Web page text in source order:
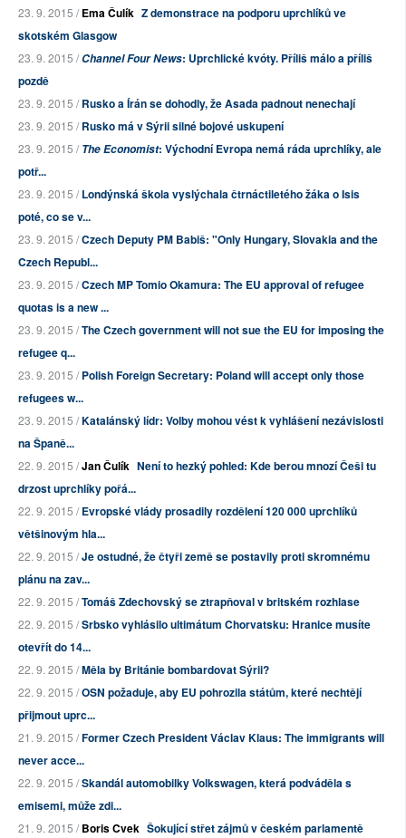
23. 9. 2015 /Ema Čulík Z demonstrace na podporu uprchlíků ve
skotském Glasgow
23. 9. 2015 /Channel Four News: Uprchlické kvóty. Příliš málo a příliš
pozdě
23. 9. 2015 /Rusko a Írán se dohodly, že Asada padnout nenechají
23. 9. 2015 /Rusko má v Sýrii silné bojové uskupení
23. 9. 2015 /The Economist: Východní Evropa nemá ráda uprchlíky, ale
potř...
23. 9. 2015 /Londýnská škola vyslýchala čtrnáctiletého žáka o Isis
poté, co se v...
23. 9. 2015 /Czech Deputy PM Babiš: "Only Hungary, Slovakia and the
Czech Republ...
23. 9. 2015 /Czech MP Tomio Okamura: The EU approval of refugee
quotas is a new ...
23. 9. 2015 /The Czech government will not sue the EU for imposing the
refugee q...
23. 9. 2015 /Polish Foreign Secretary: Poland will accept only those
refugees w...
23. 9. 2015 /Katalánský lídr: Volby mohou vést k vyhlášení nezávislosti
na Španě...
22. 9. 2015 /Jan Čulík Není to hezký pohled: Kde berou mnozí Češi tu
drzost uprchlíky pořá...
22. 9. 2015 /Evropské vlády prosadily rozdělení 120 000 uprchlíků
většinovým hla...
22. 9. 2015 /Je ostudné, že čtyři země se postavily proti skromnému
plánu na zav...
22. 9. 2015 /Tomáš Zdechovský se ztrapňoval v britském rozhlase
22. 9. 2015 /Srbsko vyhlásilo ultimátum Chorvatsku: Hranice musíte
otevřít do 14...
22. 9. 2015 /Měla by Británie bombardovat Sýrii?
22. 9. 2015 /OSN požaduje, aby EU pohrozila státům, které nechtějí
přijmout uprc...
21. 9. 2015 /Former Czech President Václav Klaus: The immigrants will
never acce...
22. 9. 2015 /Skandál automobilky Volkswagen, která podváděla s
emisemi, může zdi...
21. 9. 2015 /Boris Cvek Šokující střet zájmů v českém parlamentě